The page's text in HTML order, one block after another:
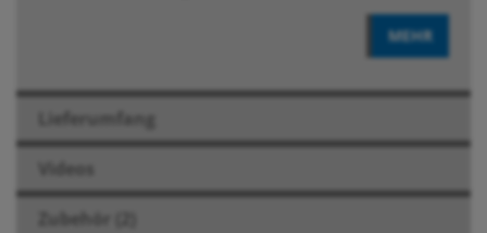
MEHR
Lieferumfang
Videos
Zubehör (2)